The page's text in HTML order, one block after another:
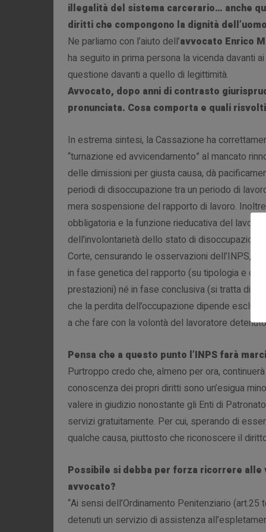
illegalità del sistema carcerario… anche
diritti che compongono la dignità
Ne parliamo con l’aiuto dell’avvocato Enrico
ha seguito in prima persona la vicenda davanti
questione davanti a quello di legittimità.
Avvocato, dopo anni di contrasto
pronunciata. Cosa comporta e quali
In estrema sintesi, la Cassazione ha
“turnazione ed avvicendamento” al mancato
delle dimissioni per giusta causa, dà
periodi di disoccupazione tra un periodo di
mera sospensione del rapporto di lavoro.
obbligatoria e la funzione rieducativa del lavoro
dell’involontarietà dello stato di
Corte, censurando le osservazioni dell’INPS,
in fase genetica del rapporto (su tipologia e
prestazioni) né in fase conclusiva (si tratta di
che la perdita dell’occupazione dipende
a che fare con la volontà del lavoratore
Pensa che a questo punto l’INPS farà
Purtroppo credo che, almeno per ora,
conoscenza dei propri diritti sono un’esigua
valere in giudizio nonostante gli Enti di
servizi gratuitamente. Per cui, sperando di
qualche causa, piuttosto che riconoscere il
Possibile si debba per forza ricorrere alle
avvocato?
“Ai sensi dell’Ordinamento Penitenziario
detenuti un servizio di assistenza